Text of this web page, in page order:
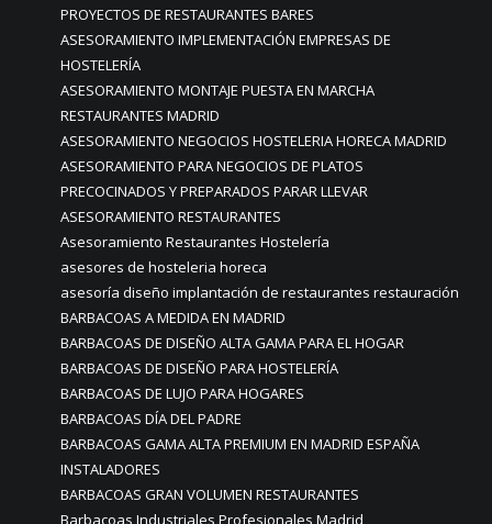
PROYECTOS DE RESTAURANTES BARES
ASESORAMIENTO IMPLEMENTACIÓN EMPRESAS DE
HOSTELERÍA
ASESORAMIENTO MONTAJE PUESTA EN MARCHA
RESTAURANTES MADRID
ASESORAMIENTO NEGOCIOS HOSTELERIA HORECA MADRID
ASESORAMIENTO PARA NEGOCIOS DE PLATOS
PRECOCINADOS Y PREPARADOS PARAR LLEVAR
ASESORAMIENTO RESTAURANTES
Asesoramiento Restaurantes Hostelería
asesores de hosteleria horeca
asesoría diseño implantación de restaurantes restauración
BARBACOAS A MEDIDA EN MADRID
BARBACOAS DE DISEÑO ALTA GAMA PARA EL HOGAR
BARBACOAS DE DISEÑO PARA HOSTELERÍA
BARBACOAS DE LUJO PARA HOGARES
BARBACOAS DÍA DEL PADRE
BARBACOAS GAMA ALTA PREMIUM EN MADRID ESPAÑA
INSTALADORES
BARBACOAS GRAN VOLUMEN RESTAURANTES
Barbacoas Industriales Profesionales Madrid